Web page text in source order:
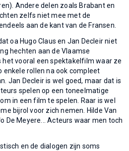
Andere delen zoals Brabant en
zelfs niet mee met de
aan de kant van de Fransen.
oa Hugo Claus en Jan Decleir niet
hechten aan de Vlaamse
het vooral een spektakelfilm waar ze
enkele rollen na ook compleet
Jan Decleir is wel goed, maar dat is
spelen op een toneelmatige
in een film te spelen. Raar is wel
bijrol voor zich nemen. Hilde Van
De Meyere... Acteurs waar men toch
en de dialogen zijn soms